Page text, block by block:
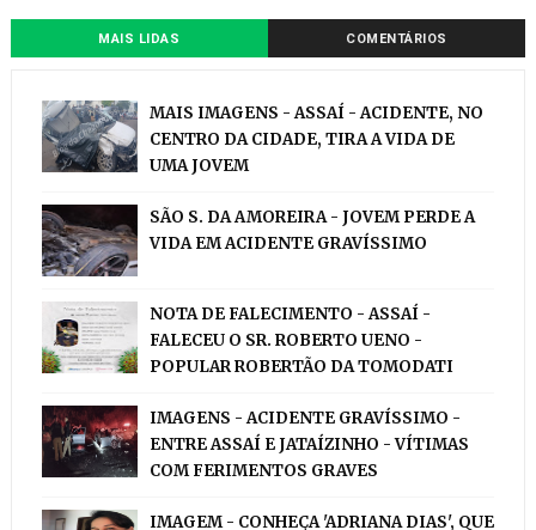
MAIS LIDAS COMENTÁRIOS
MAIS IMAGENS - ASSAÍ - ACIDENTE, NO
CENTRO DA CIDADE, TIRA A VIDA DE
UMA JOVEM
SÃO S. DA AMOREIRA - JOVEM PERDE A
VIDA EM ACIDENTE GRAVÍSSIMO
NOTA DE FALECIMENTO - ASSAÍ -
FALECEU O SR. ROBERTO UENO -
POPULAR ROBERTÃO DA TOMODATI
IMAGENS - ACIDENTE GRAVÍSSIMO -
ENTRE ASSAÍ E JATAÍZINHO - VÍTIMAS
COM FERIMENTOS GRAVES
IMAGEM - CONHEÇA 'ADRIANA DIAS', QUE